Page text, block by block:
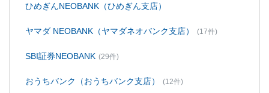
ひめぎんNEOBANK（ひめぎん支店）
ヤマダ NEOBANK（ヤマダネオバンク支店） (17件)
SBI証券NEOBANK (29件)
おうちバンク（おうちバンク支店） (12件)